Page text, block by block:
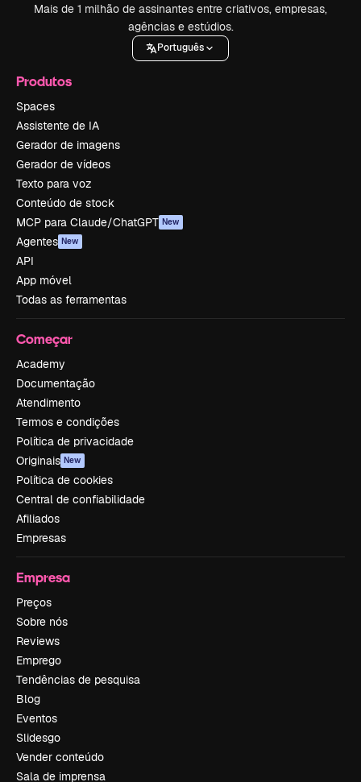
Mais de 1 milhão de assinantes entre criativos, empresas,
agências e estúdios.
Português
Produtos
Spaces
Assistente de IA
Gerador de imagens
Gerador de vídeos
Texto para voz
Conteúdo de stock
MCP para Claude/ChatGPT New
Agentes New
API
App móvel
Todas as ferramentas
Começar
Academy
Documentação
Atendimento
Termos e condições
Política de privacidade
Originais New
Política de cookies
Central de confiabilidade
Afiliados
Empresas
Empresa
Preços
Sobre nós
Reviews
Emprego
Tendências de pesquisa
Blog
Eventos
Slidesgo
Vender conteúdo
Sala de imprensa